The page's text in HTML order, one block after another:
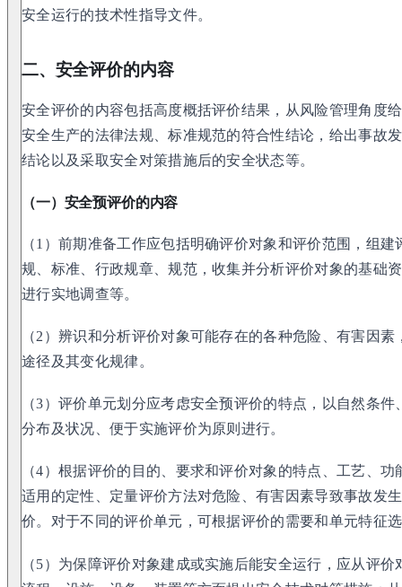
安全运行的技术性指导文件。
二、安全评价的内容
安全评价的内容包括高度概括评价结果，从风险管理角度
安全生产的法律法规、标准规范的符合性结论，给出事故
结论以及采取安全对策措施后的安全状态等。
（一）安全预评价的内容
（1）前期准备工作应包括明确评价对象和评价范围，组
规、标准、行政规章、规范，收集并分析评价对象的基础
进行实地调查等。
（2）辨识和分析评价对象可能存在的各种危险、有害因
途径及其变化规律。
（3）评价单元划分应考虑安全预评价的特点，以自然条
分布及状况、便于实施评价为原则进行。
（4）根据评价的目的、要求和评价对象的特点、工艺、
适用的定性、定量评价方法对危险、有害因素导致事故发
价。对于不同的评价单元，可根据评价的需要和单元特征
（5）为保障评价对象建成或实施后能安全运行，应从评